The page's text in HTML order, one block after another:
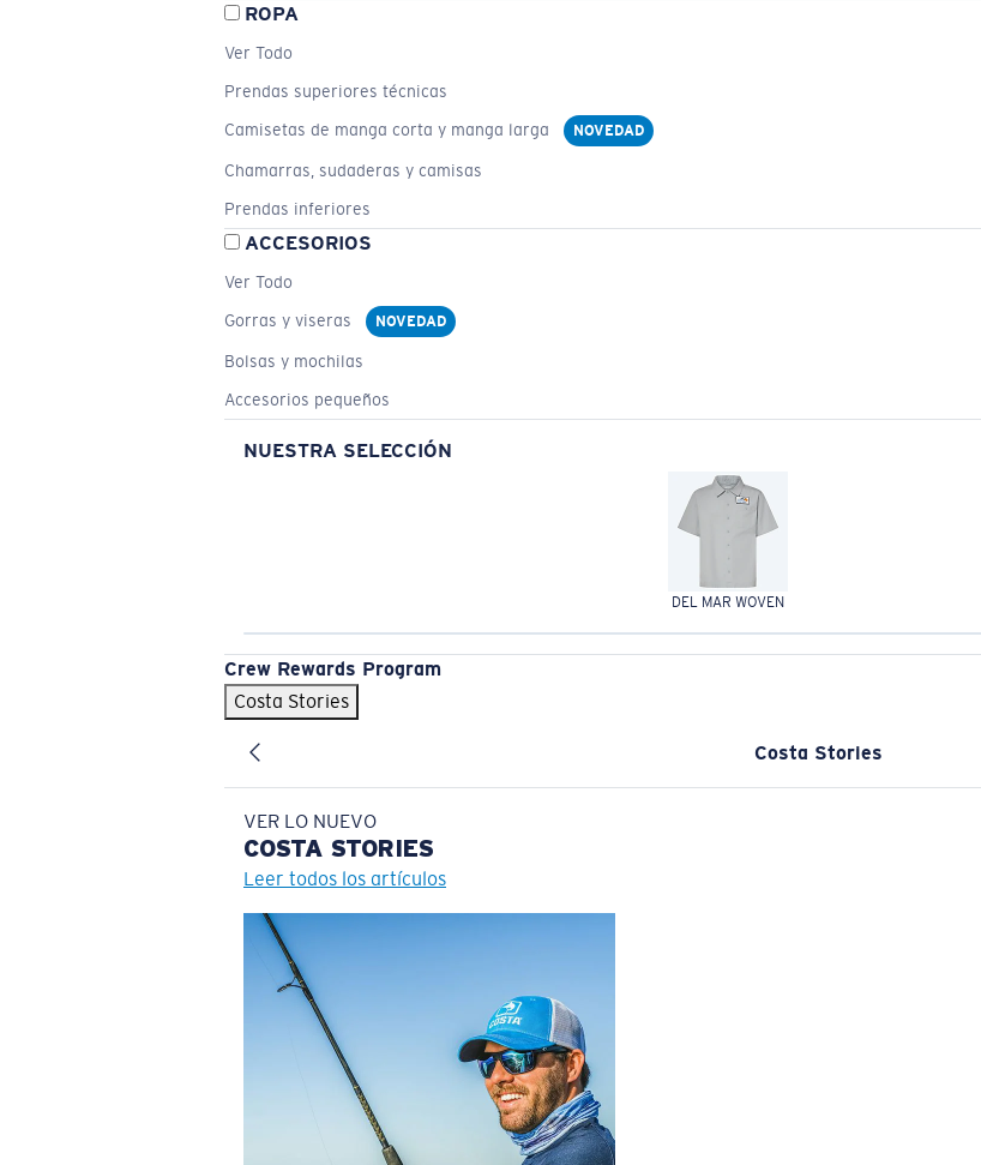
ROPA
Ver Todo
Prendas superiores técnicas
Camisetas de manga corta y manga larga
NOVEDAD
Chamarras, sudaderas y camisas
Prendas inferiores
ACCESORIOS
Ver Todo
Gorras y viseras
NOVEDAD
Bolsas y mochilas
Accesorios pequeños
NUESTRA SELECCIÓN
DEL MAR WOVEN
Crew Rewards Program
Costa Stories
Costa Stories
VER LO NUEVO
COSTA STORIES
Leer todos los artículos